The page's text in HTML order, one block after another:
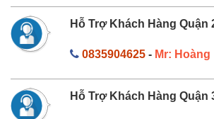
Hỗ Trợ Khách Hàng Quận
0835904625- Mr: Hoàng
Hỗ Trợ Khách Hàng Quận